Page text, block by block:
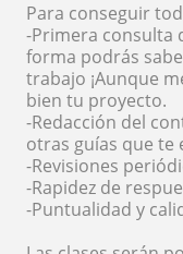
Para conseguir
-Primera consulta
forma podrás
trabajo ¡Aunque
bien tu proyecto.
-Redacción del
otras guías que te
-Revisiones
-Rapidez de
-Puntualidad y